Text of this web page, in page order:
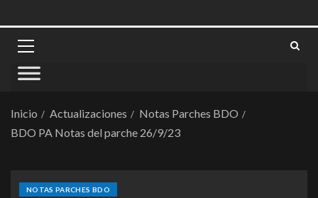
Inicio Actualizaciones
Notas Parches BDO
BDO PA Notas del parche 26/9/23
NOTAS PARCHES BDO